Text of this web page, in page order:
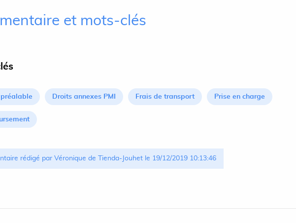
et mots-clés
Droits annexes PMI Frais de transport Prise en charge
rédigé par Véronique de Tienda-Jouhet le 19/12/2019 10:13:46